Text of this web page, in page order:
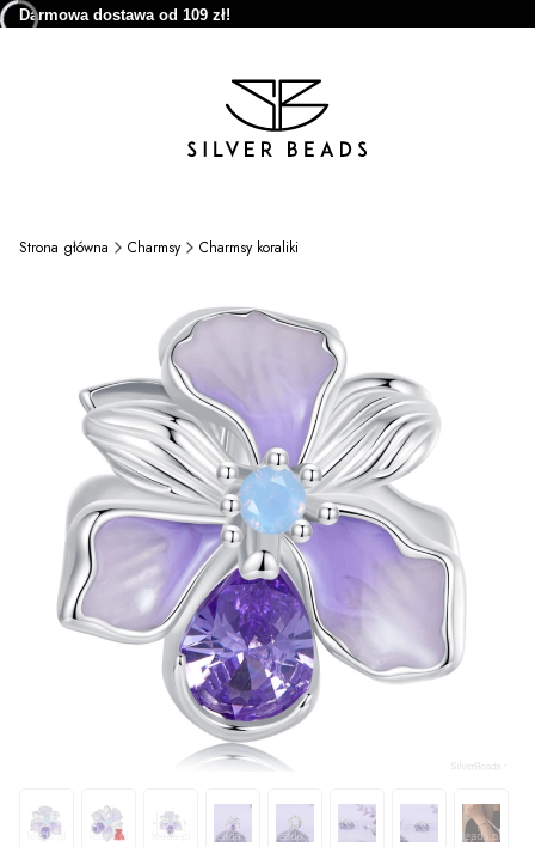
Darmowa dostawa od 109 zł!
Strona główna Charmsy Charmsy koraliki